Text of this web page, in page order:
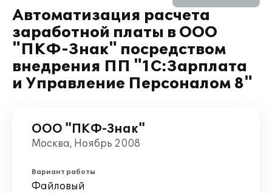
Автоматизация расчета
заработной платы в ООО
"ПКФ-Знак" посредством
внедрения ПП "1С:Зарплата
и Управление Персоналом 8"
ООО "ПКФ-Знак"
Москва, Ноябрь 2008
Вариант работы
Файловый